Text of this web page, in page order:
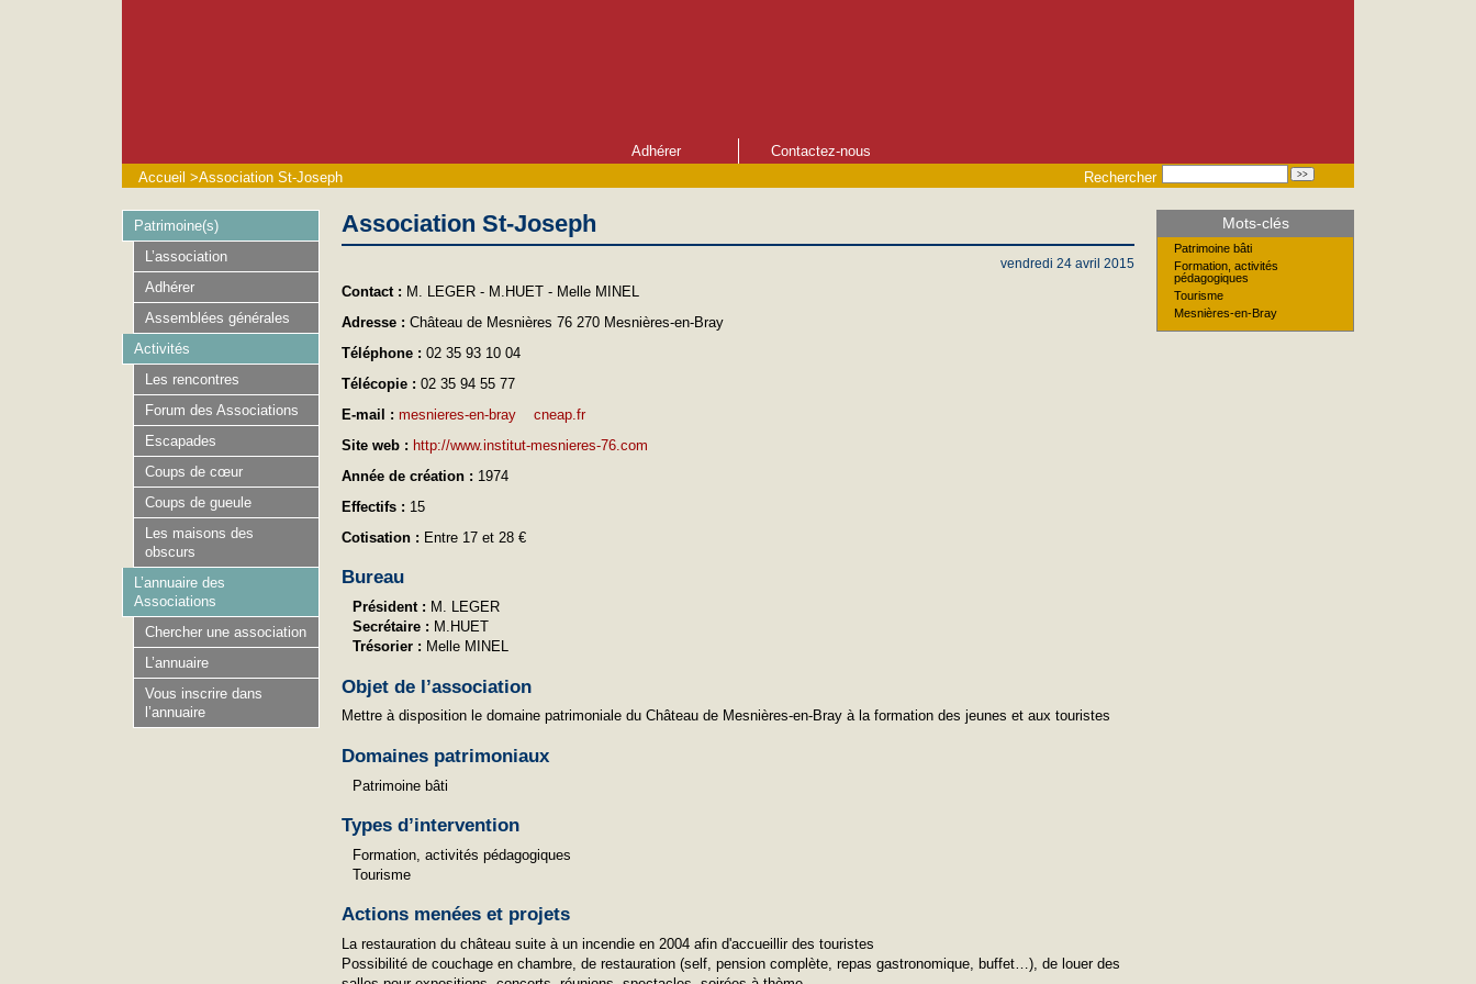
Adhérer
Contactez-nous
Rechercher
Accueil >Association St-Joseph
Association St-Joseph
vendredi 24 avril 2015
Contact : M. LEGER - M.HUET - Melle MINEL
Adresse : Château de Mesnières 76 270 Mesnières-en-Bray
Téléphone : 02 35 93 10 04
Télécopie : 02 35 94 55 77
E-mail : mesnieres-en-bray
cneap.fr
Site web : http://www.institut-mesnieres-76.com
Année de création : 1974
Effectifs : 15
Cotisation : Entre 17 et 28 €
Bureau
Président : M. LEGER
Secrétaire : M.HUET
Trésorier : Melle MINEL
Objet de l’association
Mettre à disposition le domaine patrimoniale du Château de Mesnières-en-Bray à la formation des jeunes et aux touristes
Domaines patrimoniaux
Patrimoine bâti
Types d’intervention
Formation, activités pédagogiques
Tourisme
Actions menées et projets
La restauration du château suite à un incendie en 2004 afin d'accueillir des touristes
Possibilité de couchage en chambre, de restauration (self, pension complète, repas gastronomique, buffet…), de louer des
Patrimoine(s)
L’association
Adhérer
Assemblées générales
Activités
Les rencontres
Forum des Associations
Escapades
Coups de cœur
Coups de gueule
Les maisons des
obscurs
L’annuaire des
Associations
Chercher une association
L’annuaire
Vous inscrire dans
l’annuaire
Mots-clés
Patrimoine bâti
Formation, activités
pédagogiques
Tourisme
Mesnières-en-Bray